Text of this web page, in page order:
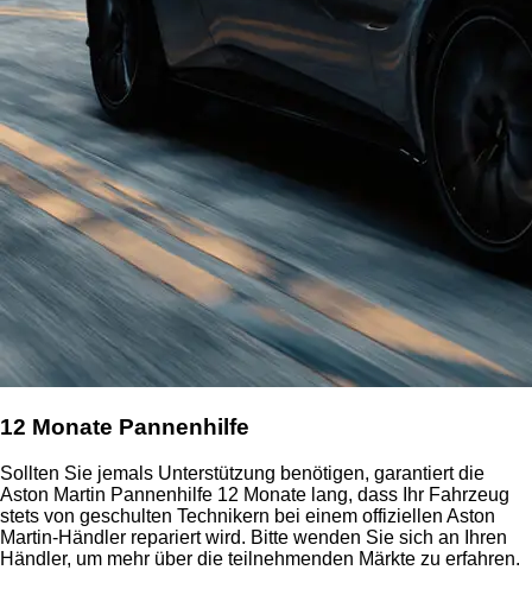
12 Monate Pannenhilfe
Sollten Sie jemals Unterstützung benötigen, garantiert die
Aston Martin Pannenhilfe 12 Monate lang, dass Ihr Fahrzeug
stets von geschulten Technikern bei einem offiziellen Aston
Martin-Händler repariert wird. Bitte wenden Sie sich an Ihren
Händler, um mehr über die teilnehmenden Märkte zu erfahren.